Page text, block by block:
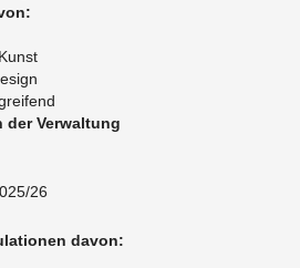
der Verwaltung
26
​davon: